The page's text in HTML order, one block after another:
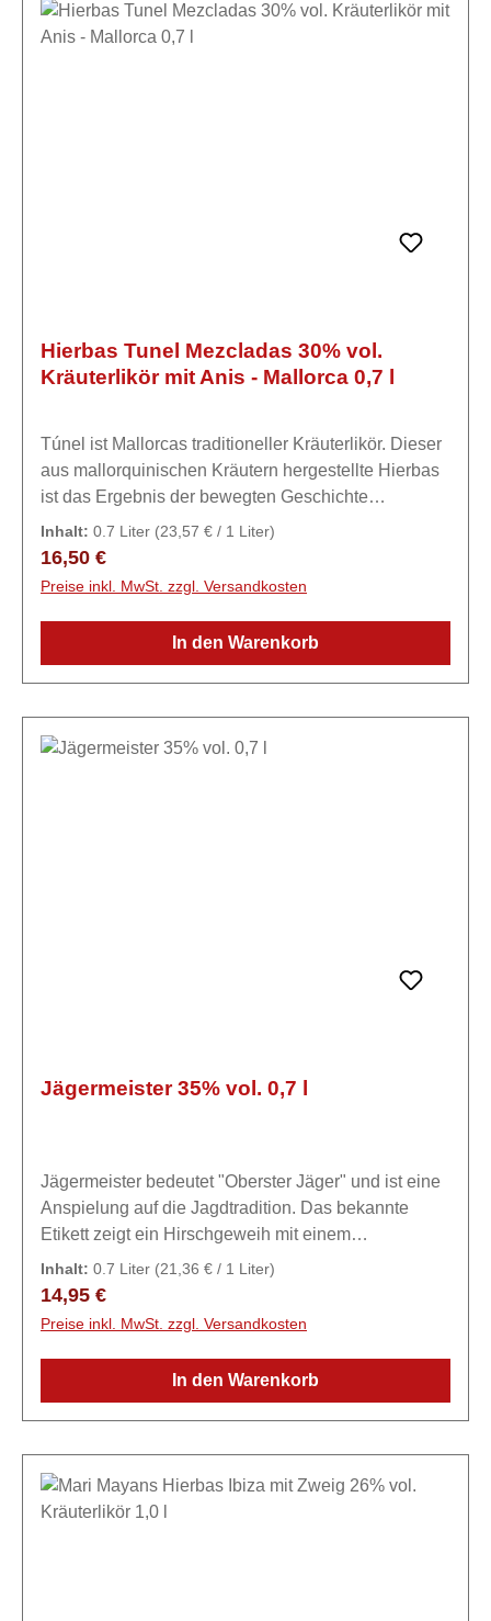
Hierbas Tunel Mezcladas 30% vol.
Kräuterlikör mit Anis - Mallorca 0,7 l
Túnel ist Mallorcas traditioneller Kräuterlikör. Dieser
aus mallorquinischen Kräutern hergestellte Hierbas
ist das Ergebnis der bewegten Geschichte
Mallorcas.ExpertiseTúnel de Mallorca Mezcladas
(Medium Dry) 30% vol. - Mit seinem harmonischen
MALLORCA ist das Ergebnis bester
Familientradition gepaart mit der Leidenschaft,
verschiedenen mediterranen Kräutern hergestellt,
die größtenteils aus biologischem Anbau auf
Inhalt: 0.7 Liter (23,57 € / 1 Liter)
Regulärer Preis:
16,50 €
Preise inkl. MwSt. zzgl. Versandkosten
In den Warenkorb
Jägermeister 35% vol. 0,7 l
Jägermeister bedeutet "Oberster Jäger" und ist eine
Anspielung auf die Jagdtradition. Das bekannte
Etikett zeigt ein Hirschgeweih mit einem
leuchtenden Kreuz, eine Hommage an den
Schutzpatron der Jäger, den heiligen
streng gehütetes Geheimnis.
Inhalt: 0.7 Liter (21,36 € / 1 Liter)
Regulärer Preis:
14,95 €
Preise inkl. MwSt. zzgl. Versandkosten
In den Warenkorb